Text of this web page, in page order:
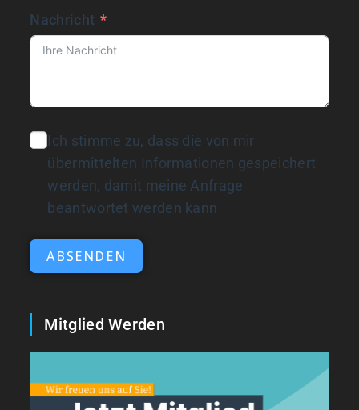
Nachricht
Ich stimme zu, dass die von mir
übermittelten Informationen gespeichert
werden, damit meine Anfrage
beantwortet werden kann
ABSENDEN
Mitglied Werden